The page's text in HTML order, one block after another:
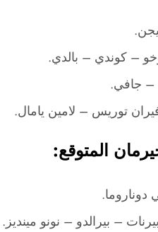
– كوندي – بالدي.
– جافي.
توريس – لامين يامال.
المتوقع:
– بيرالدو – نونو مينديز.